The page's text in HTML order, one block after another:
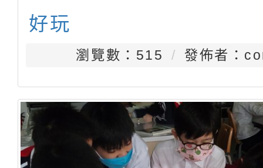
好玩
瀏覽數：515 發佈者：